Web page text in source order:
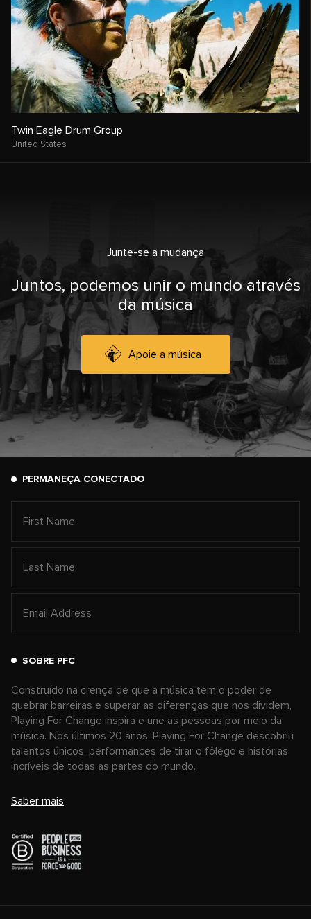
Twin Eagle Drum Group
United States
Junte-se a mudança
Juntos, podemos unir o mundo através
da música
Apoie a música
PERMANEÇA CONECTADO
SOBRE PFC
Construído na crença de que a música tem o poder de
quebrar barreiras e superar as diferenças que nos dividem,
Playing For Change inspira e une as pessoas por meio da
música. Nos últimos 20 anos, Playing For Change descobriu
talentos únicos, performances de tirar o fôlego e histórias
incríveis de todas as partes do mundo.
Saber mais